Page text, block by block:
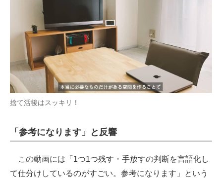
捨て活後はスッキリ！
「参考になります」と反響
この動画には「1つ1つ残す・手放すの判断を言語化し
て仕分けしているのがすごい。参考になります」という